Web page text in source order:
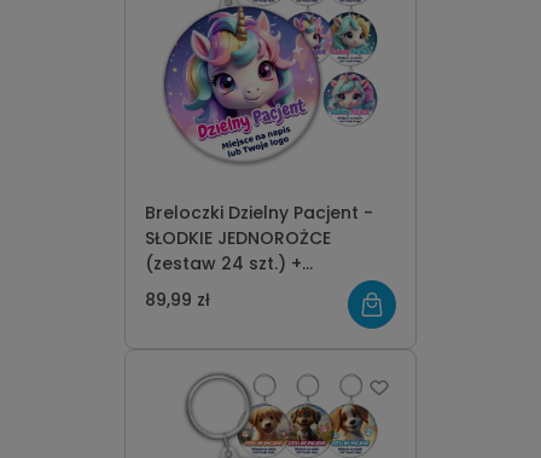
Breloczki Dzielny Pacjent -
SŁODKIE JEDNOROŻCE
(zestaw 24 szt.) +
logo/napis
89,99 zł